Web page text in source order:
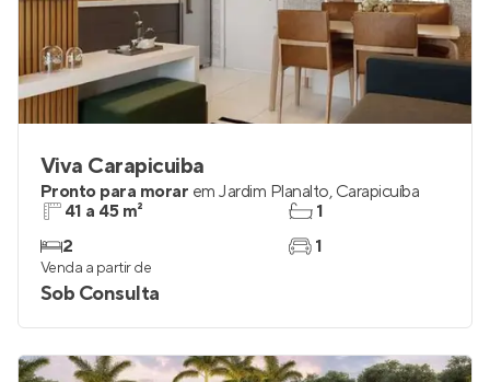
Viva Carapicuiba
Pronto para morar em Jardim Planalto, Carapicuíba
41 a 45 m²
2
1
1
Venda a partir de
Sob Consulta